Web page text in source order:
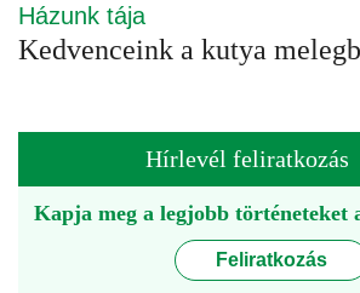
Házunk tája
Kedvenceink a kutya
Hírlevél feliratkozás
Kapja meg a legjobb történeteket
Feliratkozás